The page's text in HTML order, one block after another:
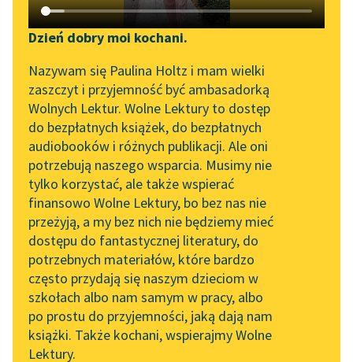
Katalog DAISY
Podkasty o książkach
Zgłoś brak utworu
Aktualności
Spotkanie z Katarzyną
Tunkiel w Oslo
Wolne Lektury na 32.
Pol’and’Rock Festivalu
„Kochanek Lady
Chatterley” do słuchania
na Wolnych Lekturach
Nowy audiobook –
„Marzenie o Oriencie”
Sophie Elkan
Kolekcja Nadwyraz.com x
Narzędzia
Mapa Wolnych Lektur
Leśmianator
Przewodnik dla piszących i
czytających
API
OAI-PMH
Widget Wolnych Lektur
Przypisy
Dzień dobry moi kochani.
Nazywam się Paulina Holtz i mam wielki
zaszczyt i przyjemność być ambasadorką
Wolnych Lektur. Wolne Lektury to dostęp
do bezpłatnych książek, do bezpłatnych
audiobooków i różnych publikacji. Ale oni
potrzebują naszego wsparcia. Musimy nie
tylko korzystać, ale także wspierać
finansowo Wolne Lektury, bo bez nas nie
przeżyją, a my bez nich nie będziemy mieć
dostępu do fantastycznej literatury, do
potrzebnych materiałów, które bardzo
często przydają się naszym dzieciom w
szkołach albo nam samym w pracy, albo
po prostu do przyjemności, jaką dają nam
książki. Także kochani, wspierajmy Wolne
Lektury.
Tadeusz Boy-Żeleński
indziej
Bo publiczność
warszawska ani wie,
jak o niej myślą i jak
pracują dla jej dobra...
Czytaj więcej
Tadeusz Boy-Żeleński
W Sorbonie i gdzie
indziej